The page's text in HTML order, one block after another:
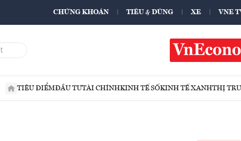
CHỨNG KHOÁN TIÊU & DÙNG XE VNE
TIÊU ĐIỂMĐẦU TƯTÀI CHÍNHKINH TẾ SỐKINH TẾ XANHTHỊ